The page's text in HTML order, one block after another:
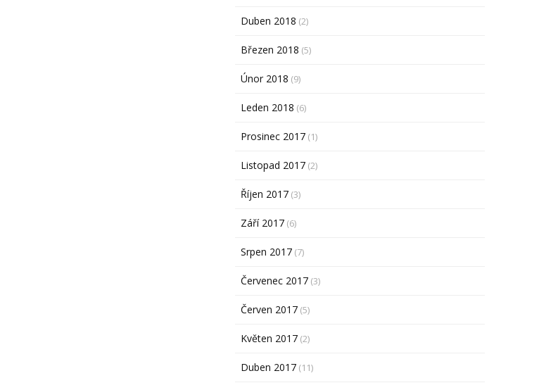
Duben 2018 (2)
Březen 2018 (5)
Únor 2018 (9)
Leden 2018 (6)
Prosinec 2017(1)
Listopad 2017(2)
Říjen 2017(3)
Září 2017(6)
Srpen 2017(7)
Červenec 2017(3)
Červen 2017(5)
Květen 2017(2)
Duben 2017(11)